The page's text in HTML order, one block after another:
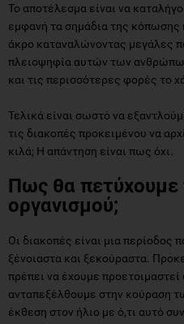
Το αποτέλεσμα είναι να
εμφανή τα σημάδια της κόπωσης
άκρο καταναλώνοντας μεγάλες
πλειοψηφία αυτών των
και τις περισσότερες φορές το
Τελικά είναι σωστό να
τις διακοπές προκειμένου να
κιλά; Η απάντηση είναι πως όχι.
Πως θα πετύχουμε
οργανισμού;
Οι διακοπές είναι μια περίοδος
ξένοιαστα και ξεκούραστα.
πρέπει να έχουμε
ανταπεξέλθουμε στην κούραση
έκθεση στον ήλιο με ό,τι αυτό